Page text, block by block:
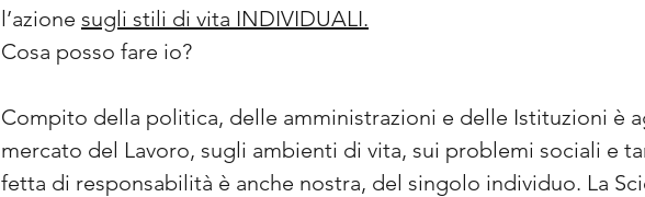
l’azione sugli stili di vita INDIVIDUALI.
Cosa posso fare io?
Compito della politica, delle amministrazioni e delle Istituzioni è
mercato del Lavoro, sugli ambienti di vita, sui problemi sociali e
fetta di responsabilità è anche nostra, del singolo individuo. La